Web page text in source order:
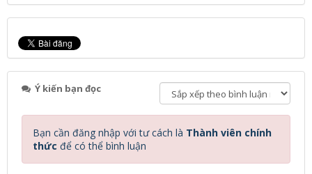
Ý kiến bạn đọc
Bạn cần đăng nhập với tư cách là Thành viên chính
thức để có thể bình luận